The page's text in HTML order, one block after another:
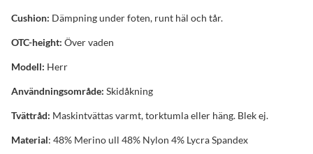
Cushion: Dämpning under foten, runt häl och tår.
OTC-height: Över vaden
Modell: Herr
Användningsområde: Skidåkning
Tvättråd: Maskintvättas varmt, torktumla eller häng. Blek ej.
Material: 48% Merino ull 48% Nylon 4% Lycra Spandex